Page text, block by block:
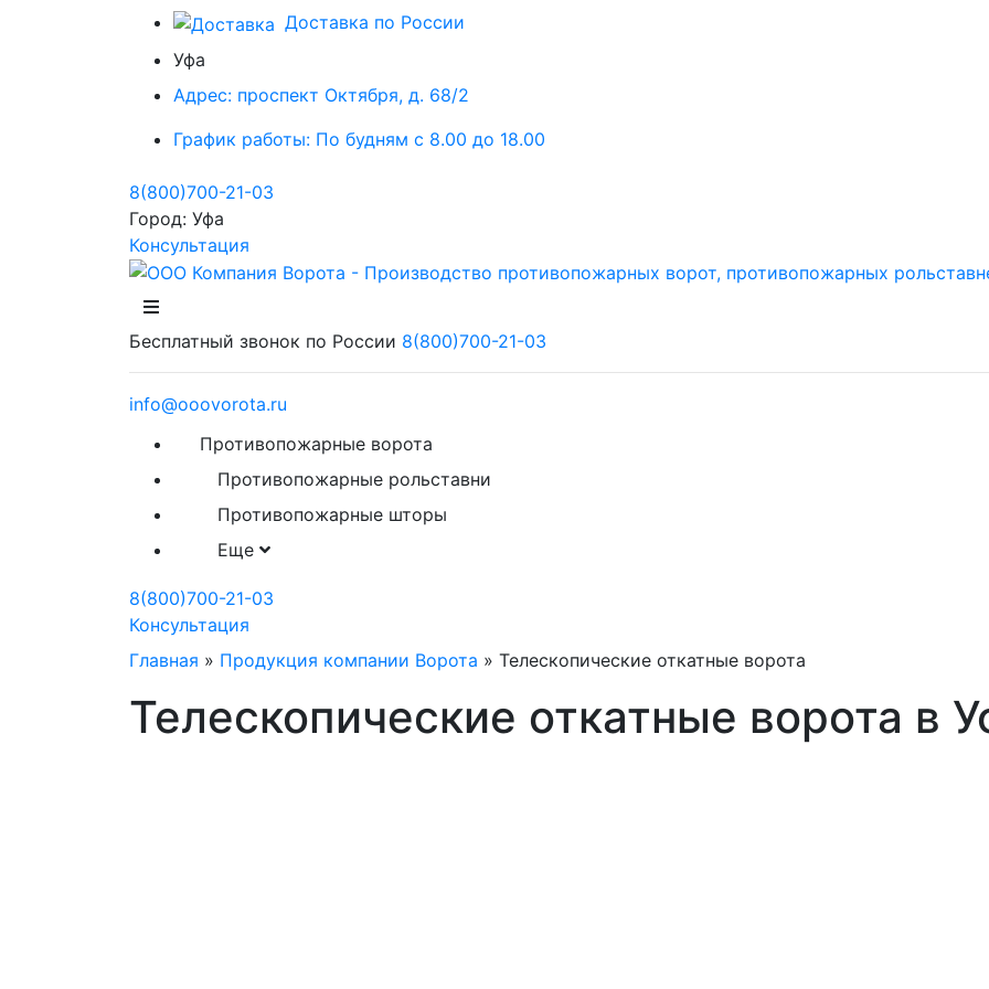
Доставка по России
Уфа
Адрес: проспект Октября, д. 68/2
График работы: По будням с 8.00 до 18.00
8(800)700-21-03
Город: Уфа
Консультация
Бесплатный звонок по России 8(800)700-21-03
info@ooovorota.ru
Противопожарные ворота
Противопожарные рольставни
Противопожарные шторы
Еще
8(800)700-21-03
Консультация
Главная » Продукция компании Ворота » Телескопические откатные ворота
Телескопические откатные ворота в